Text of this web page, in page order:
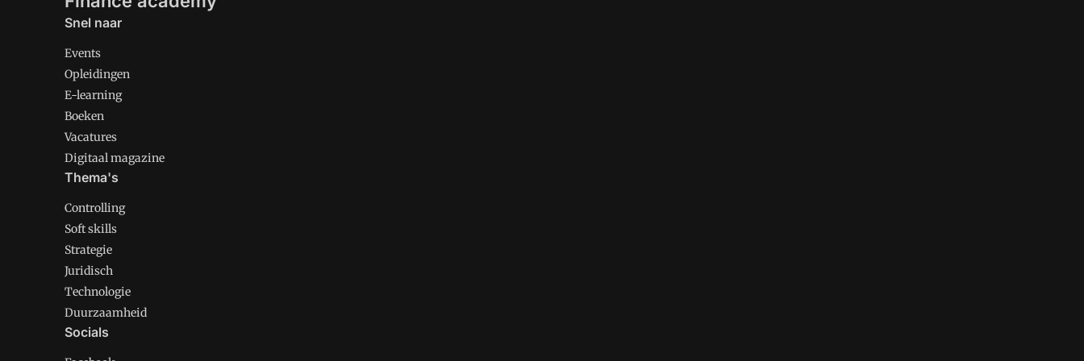
Snel naar
Events
Opleidingen
E-learning
Boeken
Vacatures
Digitaal magazine
Thema's
Controlling
Soft skills
Strategie
Juridisch
Technologie
Duurzaamheid
Socials